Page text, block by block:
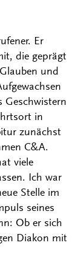
Er
die geprägt
und
Geschwistern
in
zunächst
C&A.
viele
Ich war
Stelle im
seines
Ob er sich
Diakon mit